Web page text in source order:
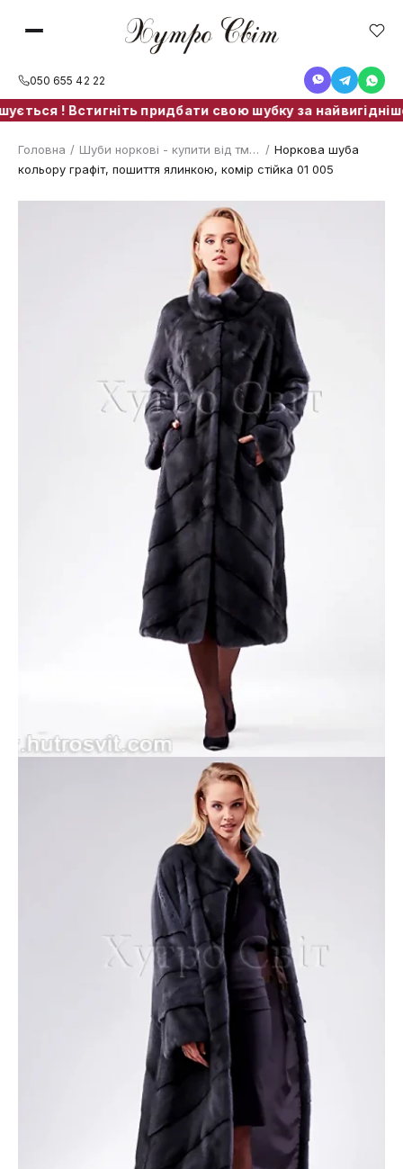
050 655 42 22
! Встигніть придбати свою шубку за найвигіднішою
Головна / Шуби норкові - купити від тм. ХутроСвіт Тисмениця / Норкова шуба
кольору графіт, пошиття ялинкою, комір стійка 01 005